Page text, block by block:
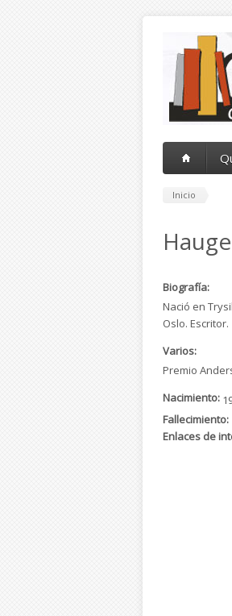
Inicio
Biografía:
Nació en
Oslo. Escritor.
Varios:
Premio
Nacimiento:
Fallecimiento:
Enlaces de